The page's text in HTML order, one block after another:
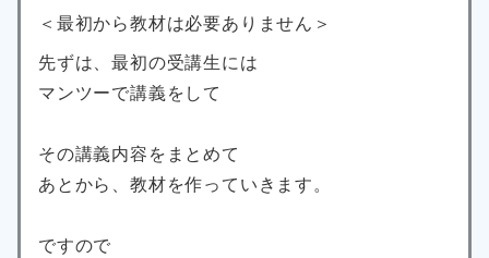
＜最初から教材は必要ありません＞
先ずは、最初の受講生には
マンツーで講義をして
その講義内容をまとめて
あとから、教材を作っていきます。
ですので